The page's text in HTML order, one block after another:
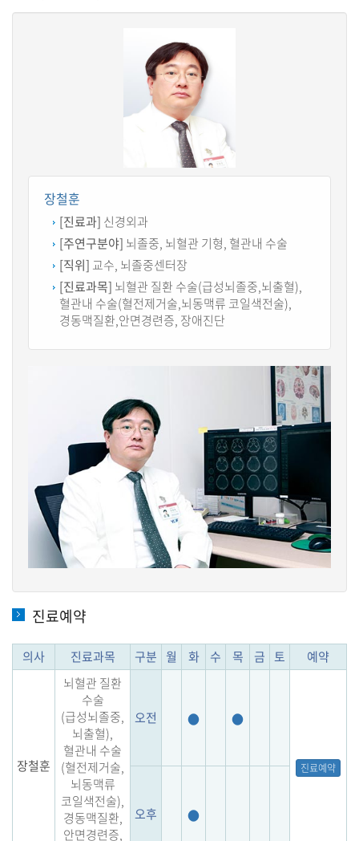
장철훈
[진료과] 신경외과
[주연구분야] 뇌졸중, 뇌혈관 기형, 혈관내 수술
[직위] 교수, 뇌졸중센터장
[진료과목] 뇌혈관 질환 수술(급성뇌졸중,뇌출혈),
혈관내 수술(혈전제거술,뇌동맥류 코일색전술),
경동맥질환,안면경련증, 장애진단
진료예약
의사 진료과목 구분 월 화 수 목 금 토 예약
장철훈
뇌혈관 질환
수술
(급성뇌졸중,
뇌출혈),
혈관내 수술
(혈전제거술,
뇌동맥류
코일색전술),
경동맥질환,
안면경련증,
오전 ● ●
진료예약
오후 ●